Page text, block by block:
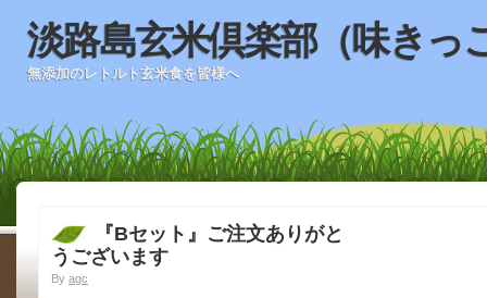
淡路島玄米倶楽部（味きっ
無添加のレトルト玄米食を皆様へ
『Bセット』ご注文ありがと
うございます
By agc